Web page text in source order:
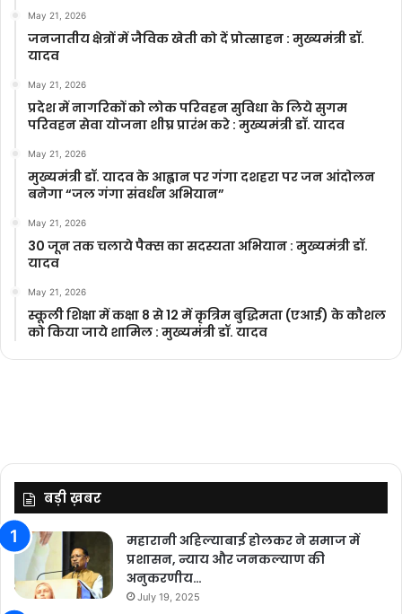
May 21, 2026
जनजातीय क्षेत्रों में जैविक खेती को दें प्रोत्साहन : मुख्यमंत्री डॉ.
यादव
May 21, 2026
प्रदेश में नागरिकों को लोक परिवहन सुविधा के लिये सुगम
परिवहन सेवा योजना शीघ्र प्रारंभ करे : मुख्यमंत्री डॉ. यादव
May 21, 2026
मुख्यमंत्री डॉ. यादव के आह्वान पर गंगा दशहरा पर जन आंदोलन
बनेगा “जल गंगा संवर्धन अभियान”
May 21, 2026
30 जून तक चलाये पैक्स का सदस्यता अभियान : मुख्यमंत्री डॉ.
यादव
May 21, 2026
स्कूली शिक्षा में कक्षा 8 से 12 में कृ‍त्रिम बुद्धिमता (एआई) के कौशल
को किया जाये शामिल : मुख्यमंत्री डॉ. यादव
बड़ी ख़बर
महारानी अहिल्याबाई होलकर ने समाज में
प्रशासन, न्याय और जनकल्याण की
अनुकरणीय…
July 19, 2025